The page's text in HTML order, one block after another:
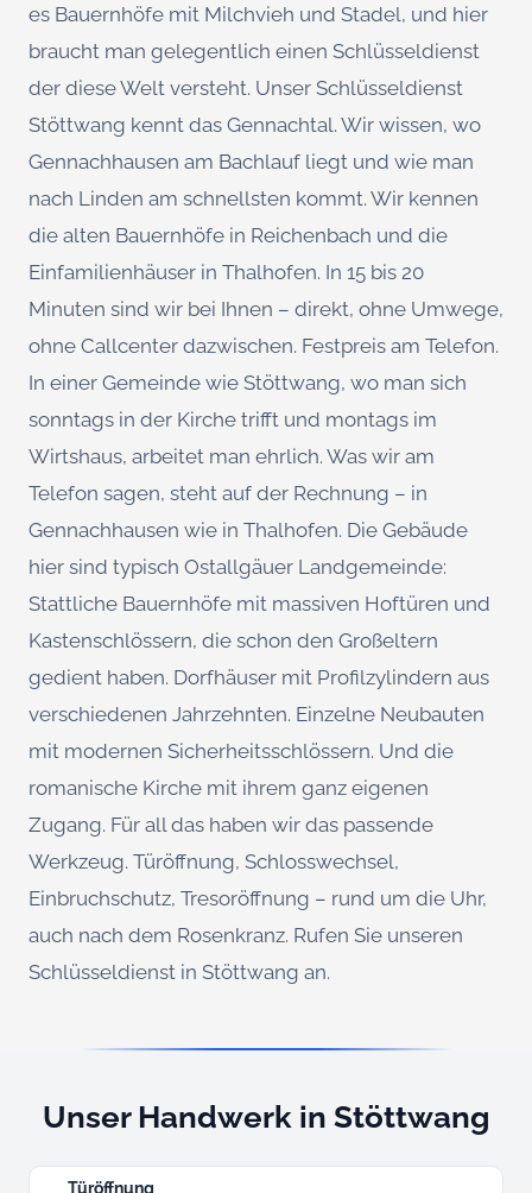
es Bauernhöfe mit Milchvieh und Stadel, und hier
braucht man gelegentlich einen Schlüsseldienst
der diese Welt versteht. Unser Schlüsseldienst
Stöttwang kennt das Gennachtal. Wir wissen, wo
Gennachhausen am Bachlauf liegt und wie man
nach Linden am schnellsten kommt. Wir kennen
die alten Bauernhöfe in Reichenbach und die
Einfamilienhäuser in Thalhofen. In 15 bis 20
Minuten sind wir bei Ihnen – direkt, ohne Umwege,
ohne Callcenter dazwischen. Festpreis am Telefon.
In einer Gemeinde wie Stöttwang, wo man sich
sonntags in der Kirche trifft und montags im
Wirtshaus, arbeitet man ehrlich. Was wir am
Telefon sagen, steht auf der Rechnung – in
Gennachhausen wie in Thalhofen. Die Gebäude
hier sind typisch Ostallgäuer Landgemeinde:
Stattliche Bauernhöfe mit massiven Hoftüren und
Kastenschlössern, die schon den Großeltern
gedient haben. Dorfhäuser mit Profilzylindern aus
verschiedenen Jahrzehnten. Einzelne Neubauten
mit modernen Sicherheitsschlössern. Und die
romanische Kirche mit ihrem ganz eigenen
Zugang. Für all das haben wir das passende
Werkzeug. Türöffnung, Schlosswechsel,
Einbruchschutz, Tresoröffnung – rund um die Uhr,
auch nach dem Rosenkranz. Rufen Sie unseren
Schlüsseldienst in Stöttwang an.
Unser Handwerk in Stöttwang
Türöffnung